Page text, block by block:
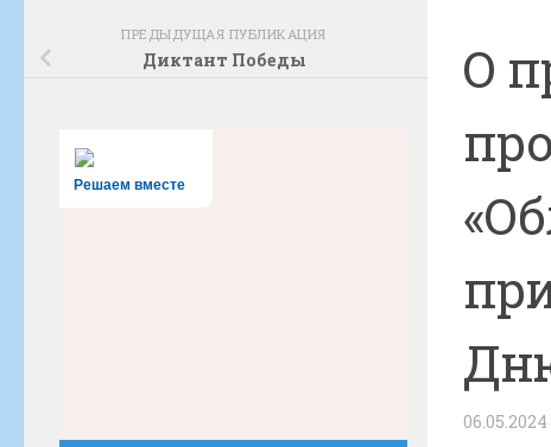
О
06.05.2024
ПРЕДЫДУЩАЯ ПУБЛИКАЦИЯ
Диктант Победы
Решаем вместе